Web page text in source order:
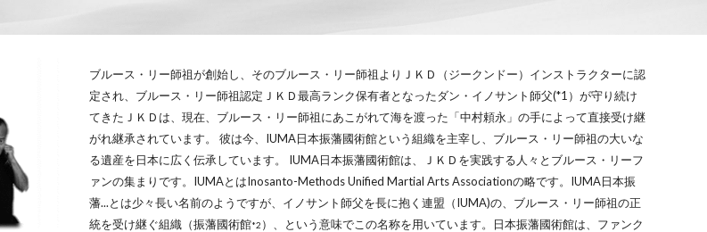
ブルース・リー師祖が創始し、そのブルース・リー師祖よりＪＫＤ（ジークンドー）インストラクターに認
定され、ブルース・リー師祖認定ＪＫＤ最高ランク保有者となったダン・イノサント師父(*1）が守り続け
てきたＪＫＤは、現在、ブルース・リー師祖にあこがれて海を渡った「中村頼永」の手によって直接受け継
がれ継承されています。 彼は今、IUMA日本振藩國術館という組織を主宰し、ブルース・リー師祖の大いな
る遺産を日本に広く伝承しています。 IUMA日本振藩國術館は、ＪＫＤを実践する人々とブルース・リーフ
ァンの集まりです。IUMAとはInosanto-Methods Unified Martial Arts Associationの略です。IUMA日本振
藩...とは少々長い名前のようですが、イノサント師父を長に抱く連盟（IUMA)の、ブルース・リー師祖の正
統を受け継ぐ組織（振藩國術館*2 ）、という意味でこの名称を用いています。日本振藩國術館は、ファンク